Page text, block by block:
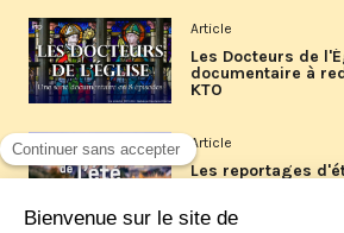
Article
Les Docteurs de
documentaire à
KTO
Article
Les reportages